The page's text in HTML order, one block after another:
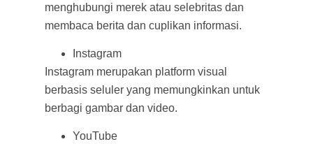
menghubungi merek atau selebritas dan
membaca berita dan cuplikan informasi.
Instagram
Instagram merupakan platform visual
berbasis seluler yang memungkinkan untuk
berbagi gambar dan video.
YouTube